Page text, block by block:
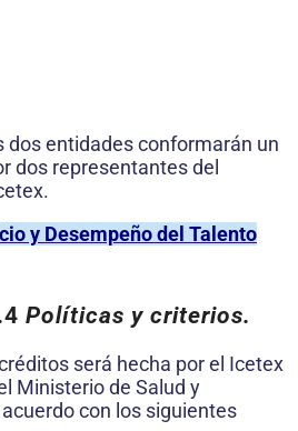
dos entidades conformarán un
dos representantes del
y Desempeño del Talento
Políticas y criterios.
será hecha por el Icetex
Ministerio de Salud y
con los siguientes